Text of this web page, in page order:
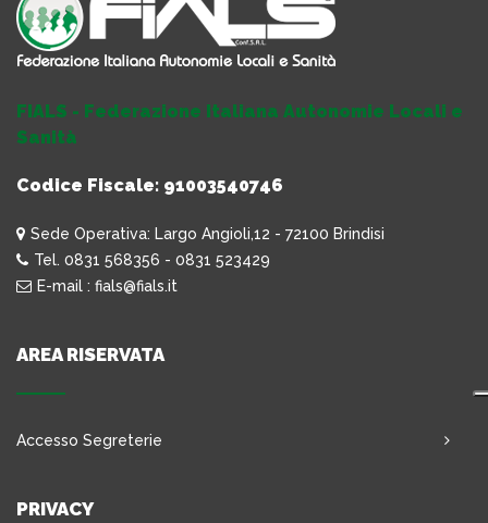
FIALS - Federazione Italiana Autonomie Locali e
Sanità
Codice Fiscale: 91003540746
Sede Operativa: Largo Angioli,12 - 72100 Brindisi
Tel. 0831 568356 - 0831 523429
E-mail : fials@fials.it
AREA RISERVATA
Accesso Segreterie
PRIVACY